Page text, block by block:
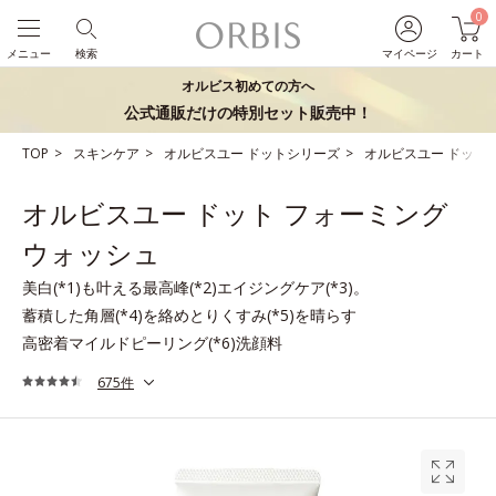
マイページ
0
カート
検索
メニュー
オルビス初めての方へ
公式通販だけの特別セット販売中！
TOP スキンケア オルビスユー ドットシリーズ オルビスユー ドット
オルビスユー ドット フォーミング
ウォッシュ
美白(*1)も叶える最高峰(*2)エイジングケア(*3)。
蓄積した角層(*4)を絡めとりくすみ(*5)を晴らす
高密着マイルドピーリング(*6)洗顔料
675件